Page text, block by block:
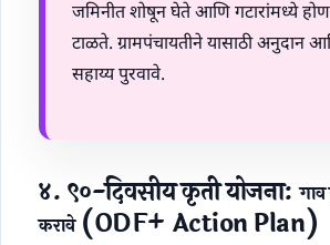
जमिनीत शोषून घेते आणि गटारांमध्ये
टाळते. ग्रामपंचायतीने यासाठी अनुदान
सहाय्य पुरवावे.
४. ९०-दिवसीय कृती योजना:
करावे(ODF+ Action Plan)